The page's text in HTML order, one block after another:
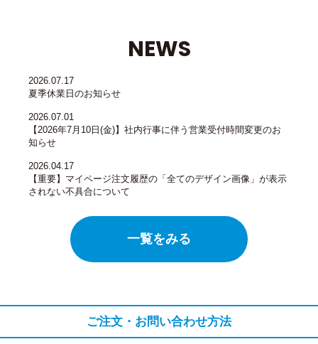
NEWS
2026.07.17
夏季休業日のお知らせ
2026.07.01
【2026年7月10日(金)】社内行事に伴う営業受付時間変更のお
知らせ
2026.04.17
【重要】マイページ注文履歴の「全てのデザイン画像」が表示
されない不具合について
一覧をみる
ご注文・お問い合わせ方法